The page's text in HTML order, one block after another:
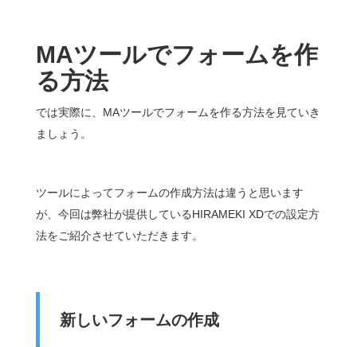
MAツールでフォームを作
る方法
では実際に、MAツールでフォームを作る方法を見ていき
ましょう。
ツールによってフォームの作成方法は違うと思います
が、今回は弊社が提供しているHIRAMEKI XDでの設定方
法をご紹介させていただきます。
新しいフォームの作成